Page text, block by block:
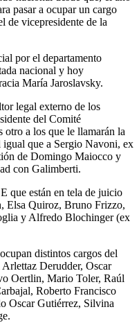
pasar a ocupar un cargo
de vicepresidente de la
por el departamento
nacional y hoy
María Jaroslavsky.
legal externo de los
del Comité
otro a los que le llamarán la
igual que a Sergio Navoni, ex
de Domingo Maiocco y
con Galimberti.
que están en tela de juicio
Elsa Quiroz, Bruno Frizzo,
y Alfredo Blochinger (ex
distintos cargos del
Derudder, Oscar
Oertlin, Mario Toler, Raúl
Roberto Francisco
Oscar Gutiérrez, Silvina